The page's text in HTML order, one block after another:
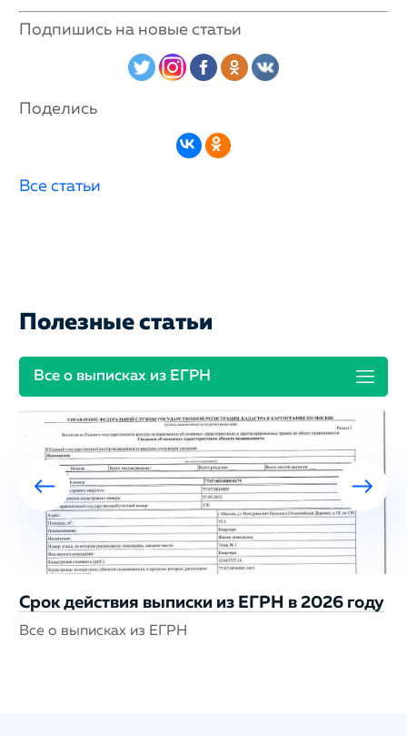
Подпишись на новые статьи
Поделись
Все статьи
Полезные статьи
Все о выписках из ЕГРН
Срок действия выписки из ЕГРН в 2026 году
Все о выписках из ЕГРН